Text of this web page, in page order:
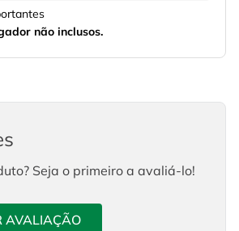
não inclusos.
Seja o primeiro a avaliá-lo!
AVALIAÇÃO